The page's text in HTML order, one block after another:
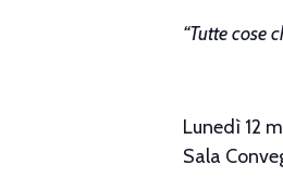
“Tutte cose
Lunedì 12
Sala